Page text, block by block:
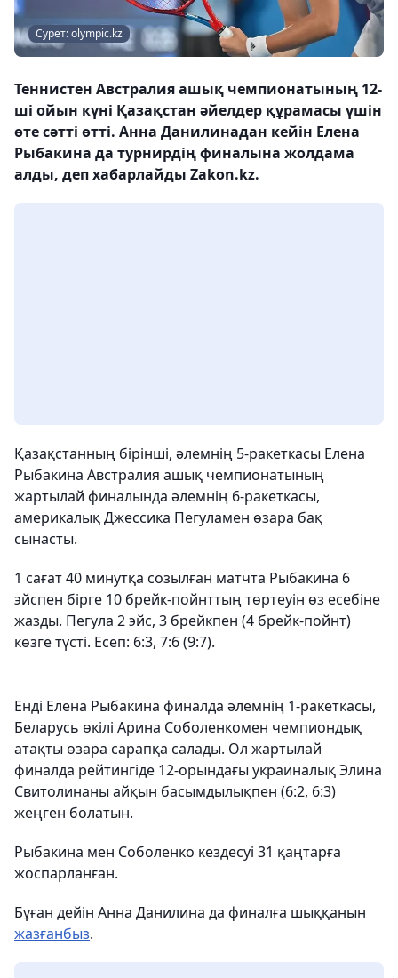
Сурет: olympic.kz
Теннистен Австралия ашық чемпионатының 12-
ші ойын күні Қазақстан әйелдер құрамасы үшін
өте сәтті өтті. Анна Данилинадан кейін Елена
Рыбакина да турнирдің финалына жолдама
алды, деп хабарлайды Zakon.kz.
Қазақстанның бірінші, әлемнің 5-ракеткасы Елена
Рыбакина Австралия ашық чемпионатының
жартылай финалында әлемнің 6-ракеткасы,
америкалық Джессика Пегуламен өзара бақ
сынасты.
1 сағат 40 минутқа созылған матчта Рыбакина 6
эйспен бірге 10 брейк-пойнттың төртеуін өз есебіне
жазды. Пегула 2 эйс, 3 брейкпен (4 брейк-пойнт)
көзге түсті. Есеп: 6:3, 7:6 (9:7).
Енді Елена Рыбакина финалда әлемнің 1-ракеткасы,
Беларусь өкілі Арина Соболенкомен чемпиондық
атақты өзара сарапқа салады. Ол жартылай
финалда рейтингіде 12-орындағы украиналық Элина
Свитолинаны айқын басымдылықпен (6:2, 6:3)
жеңген болатын.
Рыбакина мен Соболенко кездесуі 31 қаңтарға
жоспарланған.
Бұған дейін Анна Данилина да финалға шыққанын
жазғанбыз.